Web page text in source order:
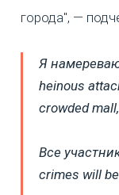
города", —
Я
heinous
crowded
Все
crimes will